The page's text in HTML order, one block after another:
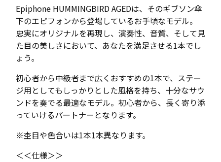
Epiphone HUMMINGBIRD AGEDは、そのギブソン傘
下のエピフォンから登場しているお手頃なモデル。
忠実にオリジナルを再現し、演奏性、音質、そして見
た目の美しさにおいて、あなたを満足させる1本でし
ょう。
初心者から中級者まで広くおすすめの1本で、ステー
ジ用としてもしっかりとした風格を持ち、十分なサウ
ンドを奏でる最適なモデル。初心者から、長く寄り添
っていけるパートナーとなります。
※杢目や色合いは1本1本異なります。
＜＜仕様＞＞